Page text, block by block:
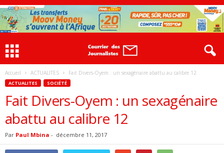
Accueil ACTUALITES Fait Divers-Oyem : un sexagénaire abattu au calibre 12
ACTUALITES SOCIÉTÉ
Fait Divers-Oyem : un sexagénaire
abattu au calibre 12
Par Paul Mbina - décembre 11, 2017